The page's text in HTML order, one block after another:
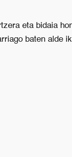
eta bidaia
baten alde